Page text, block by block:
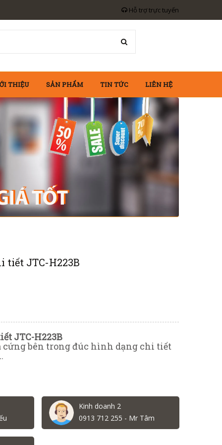
Hỗ trợ trực tuyến
THIỆU SẢN PHẨM TIN TỨC LIÊN HỆ
tiết JTC-H223B
JTC-H223B
cứng bên trong đúc hình dạng chi tiết
Kinh doanh 2
0913 712 255 - Mr Tâm